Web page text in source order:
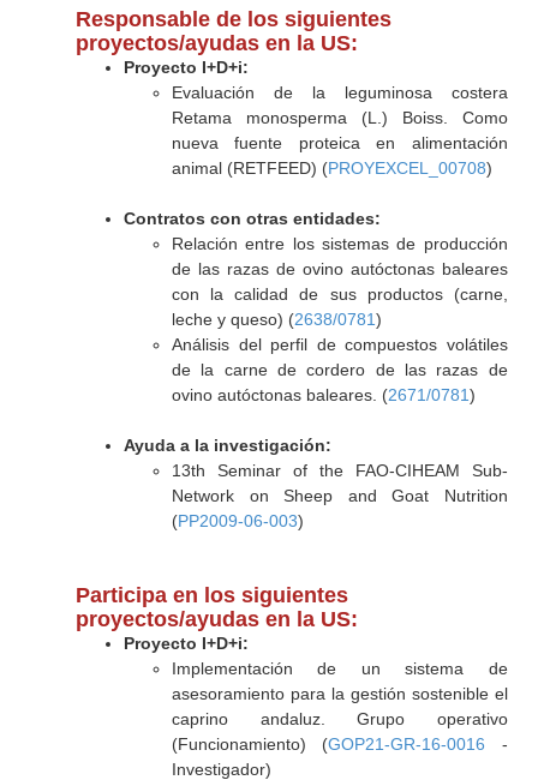
Responsable de los siguientes
proyectos/ayudas en la US:
Proyecto I+D+i:
Evaluación de la leguminosa costera
Retama monosperma (L.) Boiss. Como
nueva fuente proteica en alimentación
animal (RETFEED) (PROYEXCEL_00708)
Contratos con otras entidades:
Relación entre los sistemas de producción
de las razas de ovino autóctonas baleares
con la calidad de sus productos (carne,
leche y queso) (2638/0781)
Análisis del perfil de compuestos volátiles
de la carne de cordero de las razas de
ovino autóctonas baleares. (2671/0781)
Ayuda a la investigación:
13th Seminar of the FAO-CIHEAM Sub-
Network on Sheep and Goat Nutrition
(PP2009-06-003)
Participa en los siguientes
proyectos/ayudas en la US:
Proyecto I+D+i:
Implementación de un sistema de
asesoramiento para la gestión sostenible el
caprino andaluz. Grupo operativo
(Funcionamiento) (GOP21-GR-16-0016 -
Investigador)